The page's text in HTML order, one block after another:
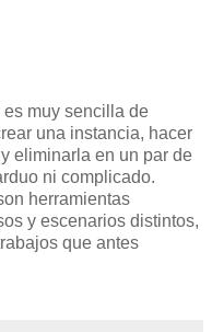
muy sencilla de
una instancia, hacer
eliminarla en un par de
ni complicado.
herramientas
y escenarios distintos,
que antes